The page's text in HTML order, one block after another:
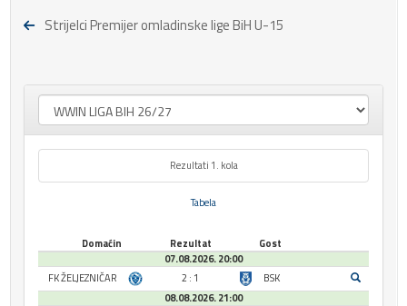
Strijelci Premijer omladinske lige BiH U-15
Rezultati 1. kola
Tabela
Domaćin Rezultat
Gost
07.08.2026. 20:00
FK ŽELJEZNIČAR
2 : 1
BSK
08.08.2026. 21:00